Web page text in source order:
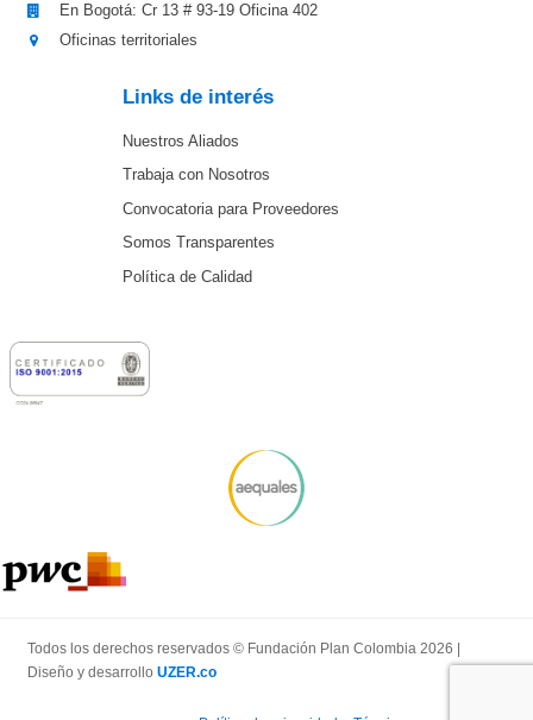
En Bogotá: Cr 13 # 93-19 Oficina 402
Oficinas territoriales
Links de interés
Nuestros Aliados
Trabaja con Nosotros
Convocatoria para Proveedores
Somos Transparentes
Política de Calidad
Todos los derechos reservados © Fundación Plan Colombia 2026 |
Diseño y desarrollo UZER.co